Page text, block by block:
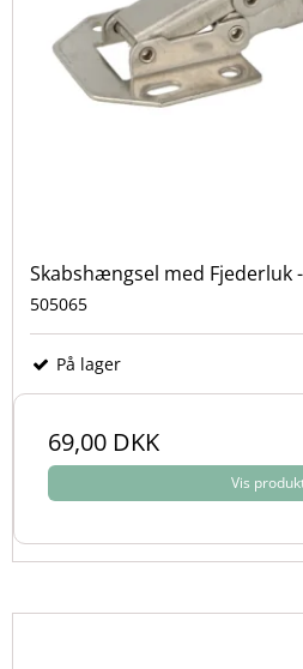
Skabshængsel med Fjederluk
505065
På lager
69,00 DKK
Vis